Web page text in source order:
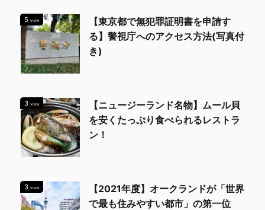
5 view
【東京都で無犯罪証明書を申請す
る】警視庁へのアクセス方法(写真付
き)
3 view
【ニュージーランド名物】ムール貝
を安くたっぷり食べられるレストラ
ン！
3 view
【2021年度】オークランドが「世界
で最も住みやすい都市」の第一位